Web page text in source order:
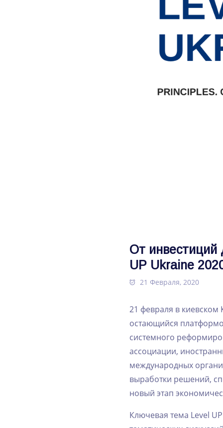
От‌ ‌инвестиций‌
‌UP‌ ‌Ukraine
21 Февраля, 2020
21‌ ‌февраля‌ ‌в‌ ‌киевском‌
‌остающийся‌
‌системного‌
ассоциации,‌
‌международных‌
‌выработки‌ ‌решений,‌
‌новый‌ ‌этап‌
Ключевая‌ ‌тема‌ ‌Level‌